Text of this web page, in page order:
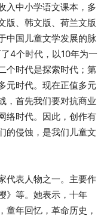
入中小学语文课本，多
版、韩文版、荷兰文版
中国儿童文学发展的脉
4个时代，以10年为一
个时代是探索时代；第
元时代。现在正值多元
，首先我们要对抗商业
络时代。因此，创作有
的侵蚀，是我们儿童文
代表人物之一。主要作
》等。她表示，十年
童年回忆，革命历史，